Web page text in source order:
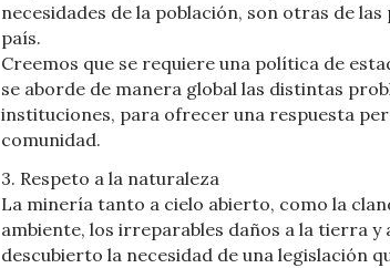
necesidades de la población, son otras de
país.
Creemos que se requiere una política de
se aborde de manera global las distintas
instituciones, para ofrecer una respuesta
comunidad.
3. Respeto a la naturaleza
La minería tanto a cielo abierto, como la
ambiente, los irreparables daños a la tierra y
descubierto la necesidad de una legislación